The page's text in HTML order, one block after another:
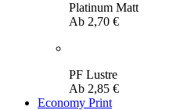
Platinum Matt
Ab 2,70 €
PF Lustre
Ab 2,85 €
Economy Print